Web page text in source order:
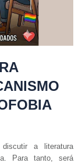
a literatura
Para tanto, será